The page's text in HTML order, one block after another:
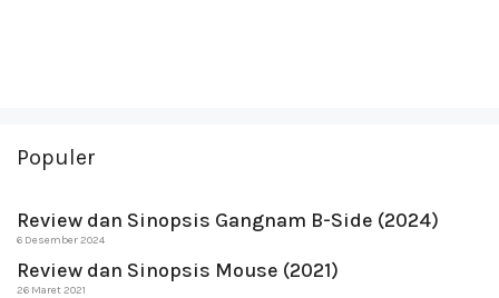
Populer
Review dan Sinopsis Gangnam B-Side (2024)
6 Desember 2024
Review dan Sinopsis Mouse (2021)
26 Maret 2021